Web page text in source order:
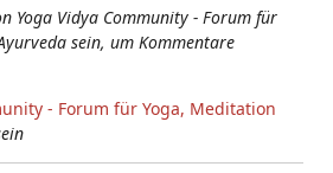
Yoga Vidya Community - Forum für
sein, um Kommentare
- Forum für Yoga, Meditation